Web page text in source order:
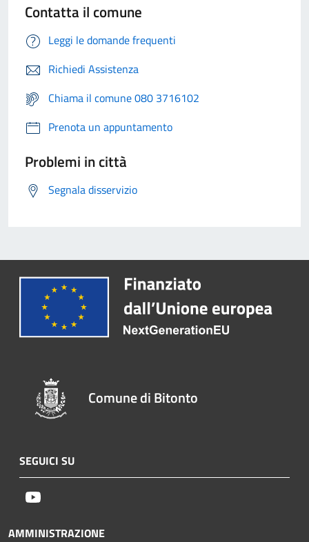
Contatta il comune
Leggi le domande frequenti
Richiedi Assistenza
Chiama il comune 080 3716102
Prenota un appuntamento
Problemi in città
Segnala disservizio
Comune di Bitonto
SEGUICI SU
AMMINISTRAZIONE